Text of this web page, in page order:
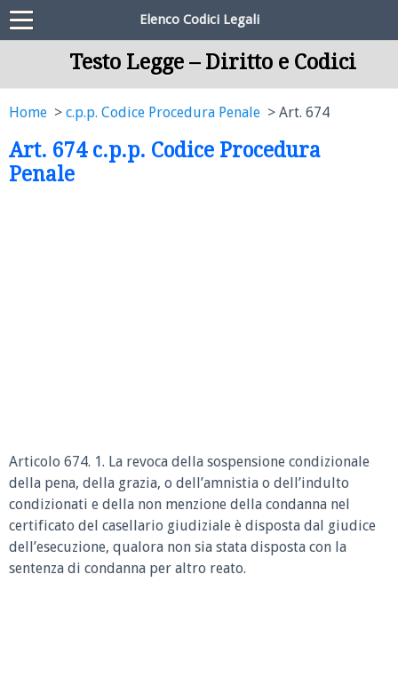
Elenco Codici Legali
Testo Legge – Diritto e Codici
Home c.p.p. Codice Procedura Penale Art. 674
Art. 674 c.p.p. Codice Procedura
Penale
Articolo 674. 1. La revoca della sospensione condizionale
della pena, della grazia, o dell’amnistia o dell’indulto
condizionati e della non menzione della condanna nel
certificato del casellario giudiziale è disposta dal giudice
dell’esecuzione, qualora non sia stata disposta con la
sentenza di condanna per altro reato.